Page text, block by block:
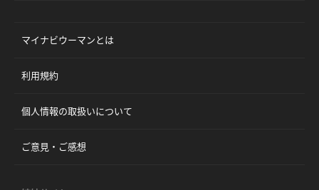
マイナビウーマンとは
利用規約
個人情報の取扱いについて
ご意見・ご感想